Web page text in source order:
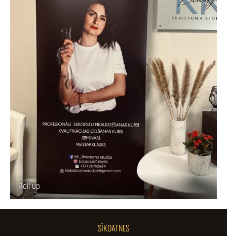
Roll up
SĪKDATNES